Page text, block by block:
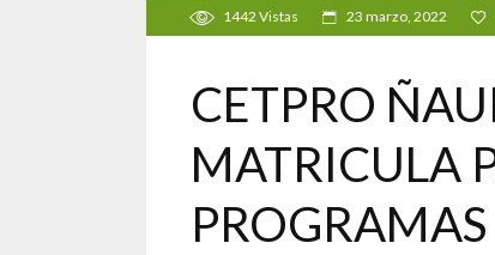
1442 Vistas 23 marzo, 2022
CETPRO
MATRICULA